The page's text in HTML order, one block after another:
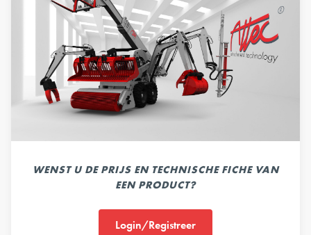
WENST U DE PRIJS EN TECHNISCHE FICHE VAN
EEN PRODUCT?
Login/Registreer